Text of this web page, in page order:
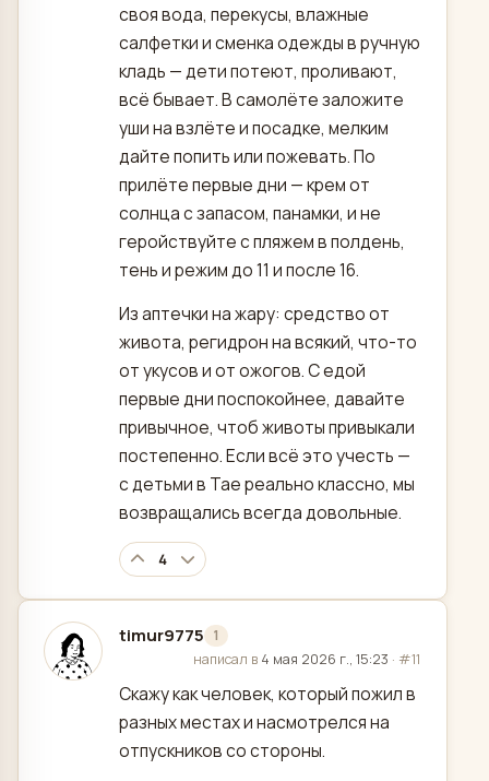
своя вода, перекусы, влажные
салфетки и сменка одежды в ручную
кладь — дети потеют, проливают,
всё бывает. В самолёте заложите
уши на взлёте и посадке, мелким
дайте попить или пожевать. По
прилёте первые дни — крем от
солнца с запасом, панамки, и не
геройствуйте с пляжем в полдень,
тень и режим до 11 и после 16.
Из аптечки на жару: средство от
живота, регидрон на всякий, что-то
от укусов и от ожогов. С едой
первые дни поспокойнее, давайте
привычное, чтоб животы привыкали
постепенно. Если всё это учесть —
с детьми в Тае реально классно, мы
возвращались всегда довольные.
4
timur9775 1
отредактировано
написал в 4 мая 2026 г., 15:23 · #11
Скажу как человек, который пожил в
разных местах и насмотрелся на
отпускников со стороны.